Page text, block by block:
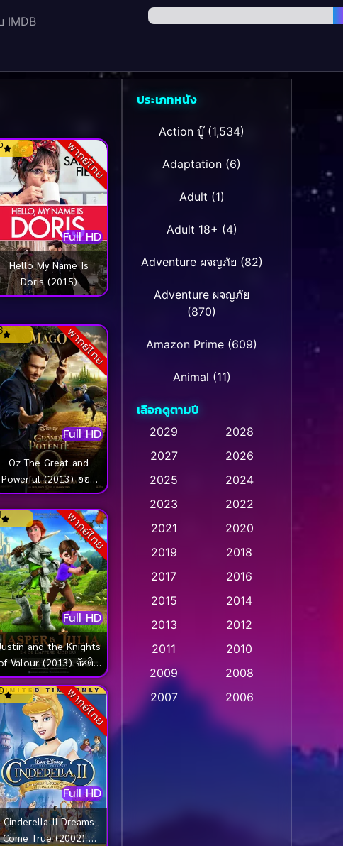
IMDB
พากย์ไทย
Full HD
Hello My Name Is
Doris (2015)
พากย์ไทย
Full HD
Oz The Great and
Powerful (2013) ออซ
หัศจรรย์พ่อมดผู้ยิ่งใหญ่
พากย์ไทย
Full HD
and the Knights
Valour (2013) จัสติน
อัศวินวัยเกรียน
พากย์ไทย
Full HD
Cinderella II Dreams
Come True (2002) ซิ
ประเภทหนัง
Action บู๊(1,534)
Adaptation (6)
Adult (1)
Adult 18+ (4)
Adventure ผจญภัย (82)
Adventure ผจญภัย
(870)
Amazon Prime (609)
Animal (11)
Animation การ์ตูน
Animation การ์ตูน(32)
Animation อนิเมชั่น(1)
Animation แอนิเมชัน(1)
Anthology (2)
Apple TV (20)
Apple TV+
Based on a True Story
สร้างจากเรื่องจริง(2)
เลือกดูตามปี
2029
2028
2027
2026
2025
2024
2023
2022
2021
2020
2019
2018
2017
2016
2015
2014
2013
2012
2011
2010
2009
2008
2007
2006
2004
2002